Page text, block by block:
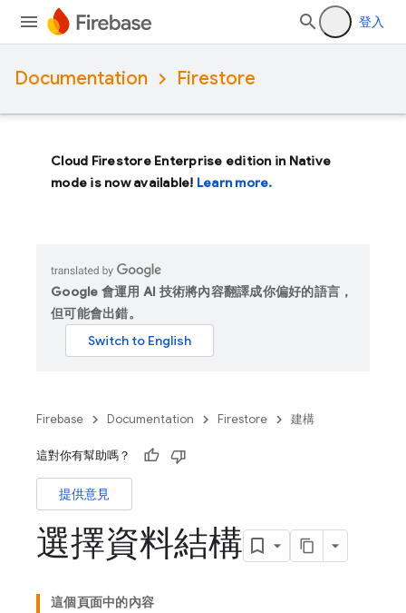
登入
Documentation Firestore
Cloud Firestore Enterprise edition in Native
mode is now available! Learn more.
Google 會運用 AI 技術將內容翻譯成你偏好的語言，
但可能會出錯。
Firebase Documentation Firestore 建構
這對你有幫助嗎？
提供意見
選擇資料結構
這個頁面中的內容